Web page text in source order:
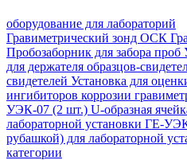
оборудование для лабораторий
Гравиметрический зонд ОСК
Пробозаборник для забора проб
для держателя образцов-
свидетелей Установка для
ингибиторов коррозии
УЭК-07 (2 шт.) U-образная
лабораторной установки ГЕ-
рубашкой) для лабораторной
категории